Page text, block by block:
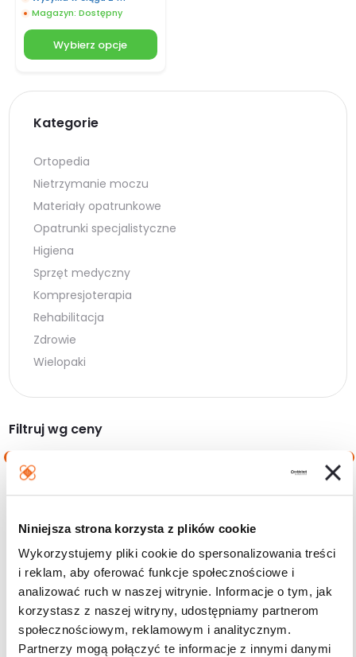
Niniejsza strona korzysta z plików cookie
Wykorzystujemy pliki cookie do spersonalizowania treści
i reklam, aby oferować funkcje społecznościowe i
analizować ruch w naszej witrynie. Informacje o tym, jak
korzystasz z naszej witryny, udostępniamy partnerom
społecznościowym, reklamowym i analitycznym.
Partnerzy mogą połączyć te informacje z innymi danymi
Magazyn: Dostępny
Wybierz opcje
Kategorie
Ortopedia
Nietrzymanie moczu
Materiały opatrunkowe
Opatrunki specjalistyczne
Higiena
Sprzęt medyczny
Kompresjoterapia
Rehabilitacja
Zdrowie
Wielopaki
Filtruj wg ceny
min.
maks.
Filtruj
Darmowa dostawa
od 200zł